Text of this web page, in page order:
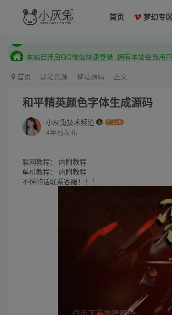
首页 梦幻专
本站已开启QQ微信快速登录 ,拥有本站会员用
本站已开启QQ微信快速登录 ,拥有本站会员用
首页 建站资源 整站源码 正文
和平精英颜色字体生成源码
小灰兔技术频道
4年前发布
联网教程： 内附教程
单机教程： 内附教程
不懂的话联系客服！！！